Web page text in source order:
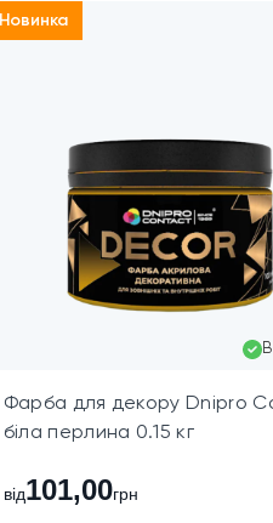
Новинка
В
Фарба для декору Dnipro
біла перлина 0.15 кг
від101,00грн